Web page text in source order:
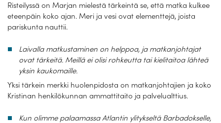
Risteilyssä on Marjan mielestä tärkeintä se, että matka kulkee
eteenpäin koko ajan. Meri ja vesi ovat elementtejä, joista
pariskunta nauttii.
Laivalla matkustaminen on helppoa, ja matkanjohtajat
ovat tärkeitä. Meillä ei olisi rohkeutta tai kielitaitoa lähteä
yksin kaukomaille.
Yksi tärkein merkki huolenpidosta on matkanjohtajien ja koko
Kristinan henkilökunnan ammattitaito ja palvelualttius.
Kun olimme palaamassa Atlantin ylitykseltä Barbadokselle,